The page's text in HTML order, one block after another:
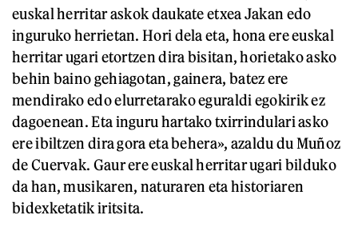
euskal herritar askok daukate etxea Jakan edo
inguruko herrietan. Hori dela eta, hona ere euskal
herritar ugari etortzen dira bisitan, horietako asko
behin baino gehiagotan, gainera, batez ere
mendirako edo elurretarako eguraldi egokirik ez
dagoenean. Eta inguru hartako txirrindulari asko
ere ibiltzen dira gora eta behera», azaldu du Muñoz
de Cuervak. Gaur ere euskal herritar ugari bilduko
da han, musikaren, naturaren eta historiaren
bidexketatik iritsita.